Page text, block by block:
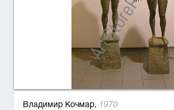
Владимир Кочмар, 1970